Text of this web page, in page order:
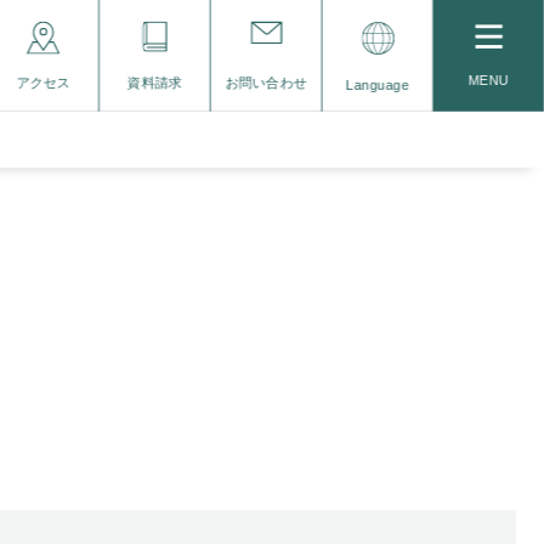
アクセス 資料請求 お問い合わせ Language MENU